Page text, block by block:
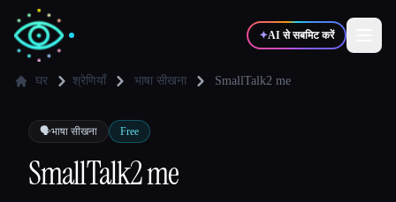
✦AI से सबमिट करें
✍️लेखक
💻
घर श्रेणियाँ भाषा सीखना SmallTalk2 me
🗣️भाषा सीखना Free
SmallTalk2 me